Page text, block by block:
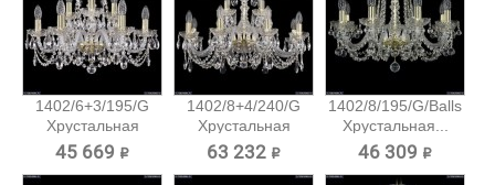
1402/6+3/195/G
Хрустальная
подвесная...
45 669 ₽
1402/8+4/240/G
Хрустальная
подвесная...
63 232 ₽
1402/8/195/G/Balls
Хрустальная...
46 309 ₽